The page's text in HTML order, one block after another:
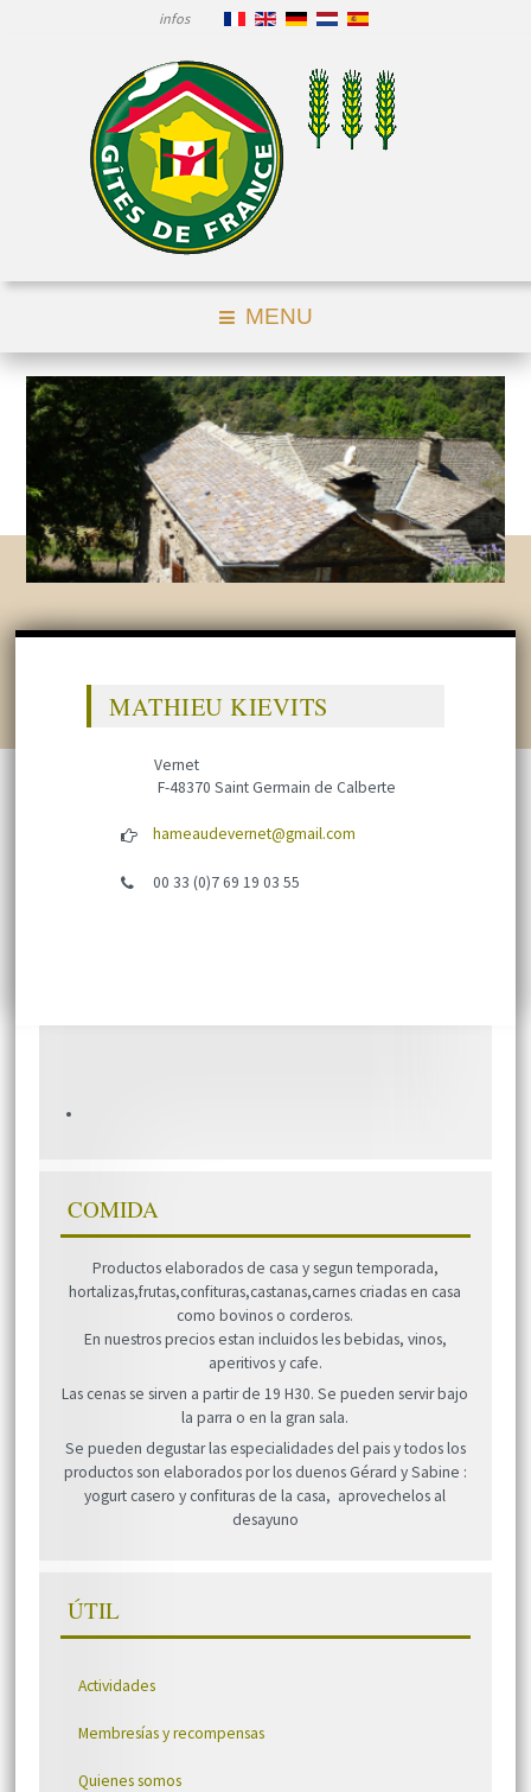
infos
MENU
MATHIEU KIEVITS
Vernet
F-48370 Saint Germain de Calberte
hameaudevernet@gmail.com
00 33 (0)7 69 19 03 55
COMIDA
Productos elaborados de casa y segun temporada,
hortalizas,frutas,confituras,castanas,carnes criadas en casa
como bovinos o corderos.
En nuestros precios estan incluidos les bebidas, vinos,
aperitivos y cafe.
Las cenas se sirven a partir de 19 H30. Se pueden servir bajo
la parra o en la gran sala.
Se pueden degustar las especialidades del pais y todos los
productos son elaborados por los duenos Gérard y Sabine :
yogurt casero y confituras de la casa, aprovechelos al
desayuno
ÚTIL
Actividades
Membresías y recompensas
Quienes somos